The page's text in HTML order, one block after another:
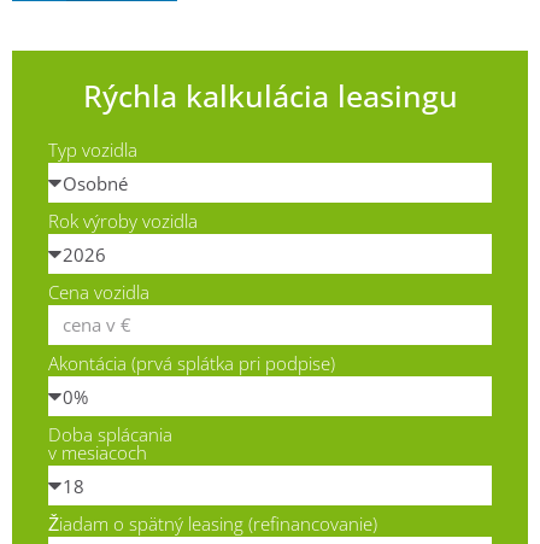
Rýchla kalkulácia leasingu
Typ vozidla
Rok výroby vozidla
Cena vozidla
Akontácia (prvá splátka pri podpise)
Doba splácania
v mesiacoch
Žiadam o spätný leasing (refinancovanie)